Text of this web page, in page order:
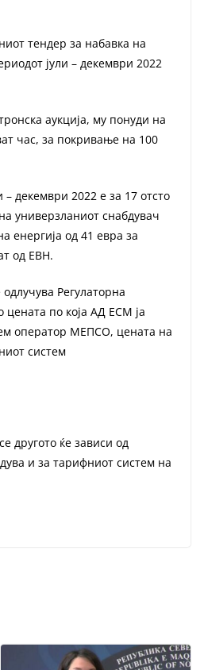
тендер за набавка на
јули – декември 2022
аукција, му понуди на
час, за покривање на 100
декември 2022 е за 17 отсто
универзланиот снабдувач
енергија од 41 евра за
од ЕВН.
Регулаторна
цената по која АД ЕСМ ја
оператор МЕПСО, цената на
систем
другото ќе зависи од
и за тарифниот систем на